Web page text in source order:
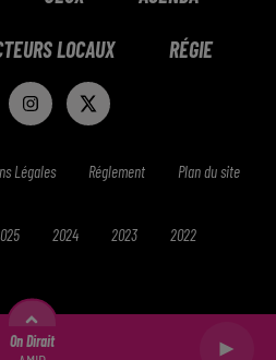
On Dirait
LOCAUX RÉGIE
Légales Réglement Plan du site
2024 2023 2022